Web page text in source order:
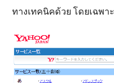
ทางเทคนิคด้วย โดยเฉพ